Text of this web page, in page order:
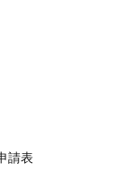
請表